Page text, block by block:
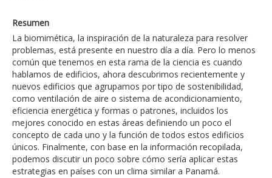
Resumen
La biomimética, la inspiración de la naturaleza para resolver
problemas, está presente en nuestro día a día. Pero lo menos
común que tenemos en esta rama de la ciencia es cuando
hablamos de edificios, ahora descubrimos recientemente y
nuevos edificios que agrupamos por tipo de sostenibilidad,
como ventilación de aire o sistema de acondicionamiento,
eficiencia energética y formas o patrones, incluidos los
mejores conocido en estas áreas definiendo un poco el
concepto de cada uno y la función de todos estos edificios
únicos. Finalmente, con base en la información recopilada,
podemos discutir un poco sobre cómo sería aplicar estas
estrategias en países con un clima similar a Panamá.